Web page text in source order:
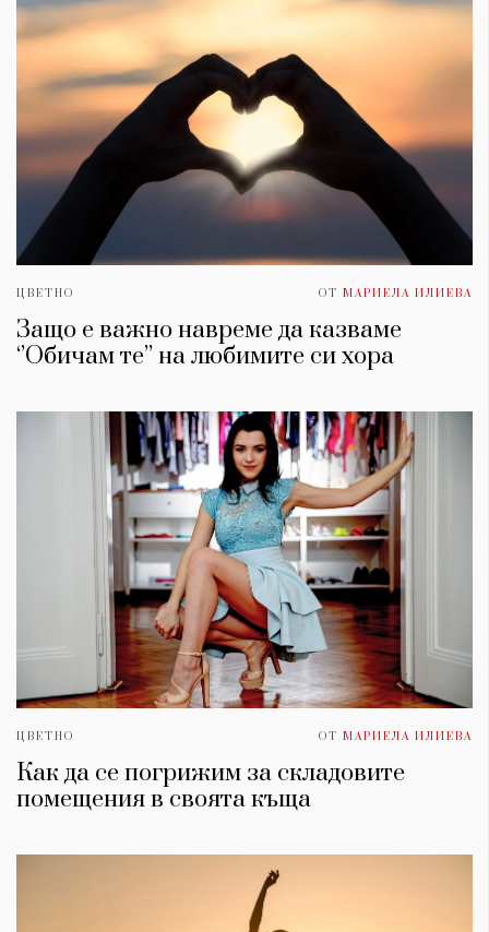
ЦВЕТНО ОТ МАРИЕЛА ИЛИЕВА
Защо е важно навреме да казваме
‘’Обичам те’’ на любимите си хора
ЦВЕТНО ОТ МАРИЕЛА ИЛИЕВА
Как да се погрижим за складовите
помещения в своята къща